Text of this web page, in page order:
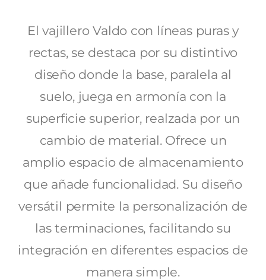
El vajillero Valdo con líneas puras y
rectas, se destaca por su distintivo
diseño donde la base, paralela al
suelo, juega en armonía con la
superficie superior, realzada por un
cambio de material. Ofrece un
amplio espacio de almacenamiento
que añade funcionalidad. Su diseño
versátil permite la personalización de
las terminaciones, facilitando su
integración en diferentes espacios de
manera simple.